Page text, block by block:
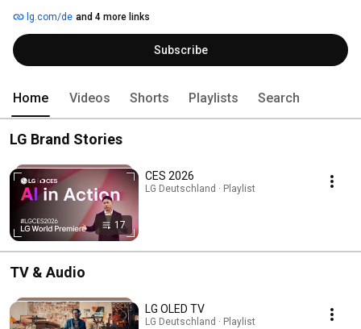
lg.com/de and 4 more links
Subscribe
Home Videos Shorts Playlists Search
LG Brand Stories
17
CES 2026
LG Deutschland · Playlist
TV & Audio
LG OLED TV
LG Deutschland · Playlist